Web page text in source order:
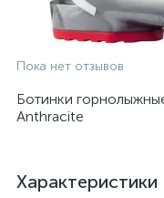
Пока нет отзывов
Ботинки
Anthracite
Характеристики